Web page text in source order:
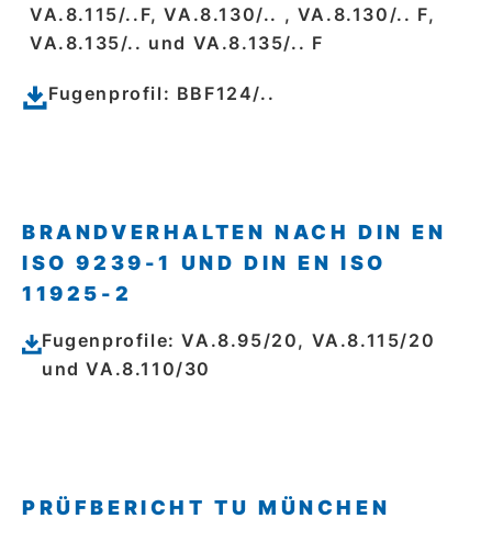
VA.8.115/..F, VA.8.130/.. , VA.8.130/.. F,
VA.8.135/.. und VA.8.135/.. F
Fugenprofil: BBF124/..
BRANDVERHALTEN NACH DIN EN
ISO 9239-1 UND DIN EN ISO
11925-2
Fugenprofile: VA.8.95/20, VA.8.115/20
und VA.8.110/30
PRÜFBERICHT TU MÜNCHEN